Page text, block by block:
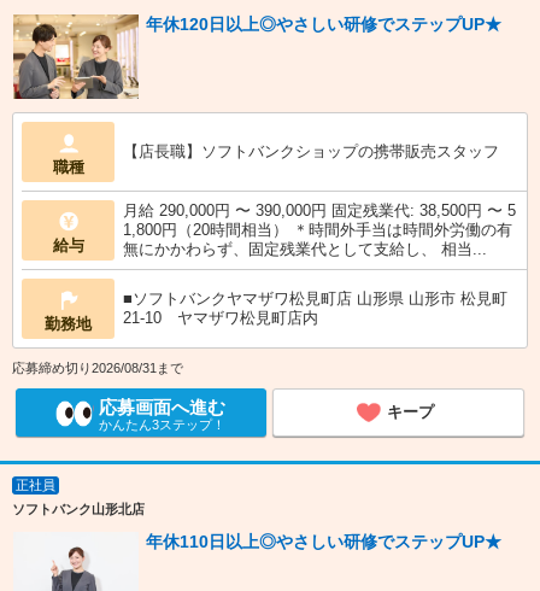
年休120日以上◎やさしい研修でステップUP★
職種
【店長職】ソフトバンクショップの携帯販売スタッフ
給与
月給 290,000円 〜 390,000円 固定残業代: 38,500円 〜 5
1,800円（20時間相当） ＊時間外手当は時間外労働の有
無にかかわらず、固定残業代として支給し、 相当...
勤務地
■ソフトバンクヤマザワ松見町店 山形県 山形市 松見町
21‐10 ヤマザワ松見町店内
応募締め切り2026/08/31まで
応募画面へ進む
かんたん3ステップ！
キープ
正社員
ソフトバンク山形北店
年休110日以上◎やさしい研修でステップUP★